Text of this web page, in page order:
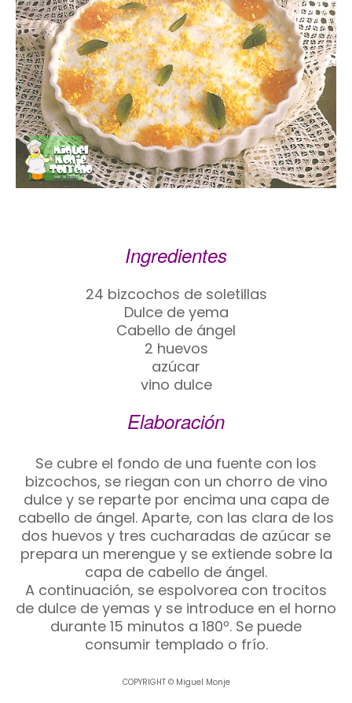
Ingredientes
24 bizcochos de soletillas
Dulce de yema
Cabello de ángel
2 huevos
azúcar
vino dulce
Elaboración
Se cubre el fondo de una fuente con los
bizcochos, se riegan con un chorro de vino
dulce y se reparte por encima una capa de
cabello de ángel. Aparte, con las clara de los
dos huevos y tres cucharadas de azúcar se
prepara un merengue y se extiende sobre la
capa de cabello de ángel.
A continuación, se espolvorea con trocitos
de dulce de yemas y se introduce en el horno
durante 15 minutos a 180º. Se puede
consumir templado o frío.
COPYRIGHT © Miguel Monje